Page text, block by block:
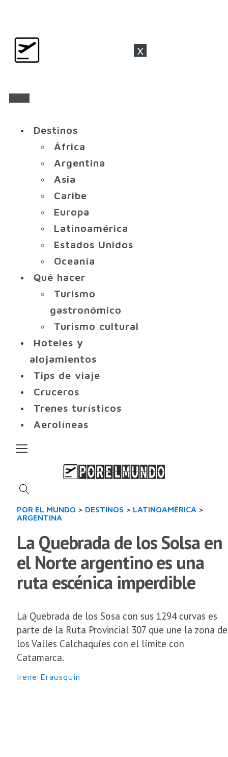
x
Destinos
África
Argentina
Asia
Caribe
Europa
Latinoamérica
Estados Unidos
Oceanía
Qué hacer
Turismo
gastronómico
Turismo cultural
Hoteles y
alojamientos
Tips de viaje
Cruceros
Trenes turísticos
Aerolíneas
POR EL MUNDO > DESTINOS > LATINOAMÉRICA >
ARGENTINA
La Quebrada de los Solsa en
el Norte argentino es una
ruta escénica imperdible
La Quebrada de los Sosa con sus 1294 curvas es
parte de la Ruta Provincial 307 que une la zona de
los Valles Calchaquíes con el límite con
Catamarca.
Irene Erausquin